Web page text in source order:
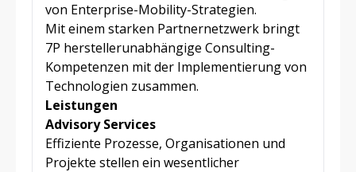
von Enterprise-Mobility-Strategien.
Mit einem starken Partnernetzwerk bringt
7P herstellerunabhängige Consulting-
Kompetenzen mit der Implementierung von
Technologien zusammen.
Leistungen
Advisory Services
Effiziente Prozesse, Organisationen und
Projekte stellen ein wesentlicher